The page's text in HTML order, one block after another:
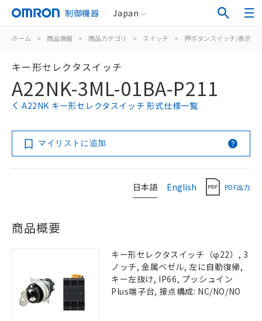
制御機器 Japan
ホーム > 商品情報 > 商品カテゴリ > スイッチ > 押ボタンスイッチ/表示灯
キー形セレクタスイッチ
A22NK-3ML-01BA-P211
A22NK キー形セレクタスイッチ 形式仕様一覧
マイリストに追加
日本語 English PDF出力
商品概要
キー形セレクタスイッチ（φ22）, 3
ノッチ, 金属ベゼル, 左に自動復帰,
キー左抜け, IP66, プッシュイン
Plus端子台, 接点構成: NC/NO/NO